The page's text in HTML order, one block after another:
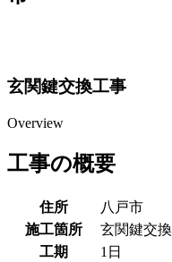
玄関鍵交換工事
Overview
工事の概要
住所
八戸市
施工箇所
玄関鍵交換
工期
1日